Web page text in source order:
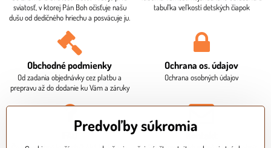
sviatosť, v ktorej Pán Boh očisťuje našu
dušu od dedičného hriechu a posväcuje ju.
tabuľka veľkostí detských čiapok
Obchodné podmienky
Od zadania objednávky cez platbu a
prepravu až do dodanie ku Vám a záruky
Ochrana os​. údajov
Ochrana osobných údajov
Kontakt
Predvoľby súkromia